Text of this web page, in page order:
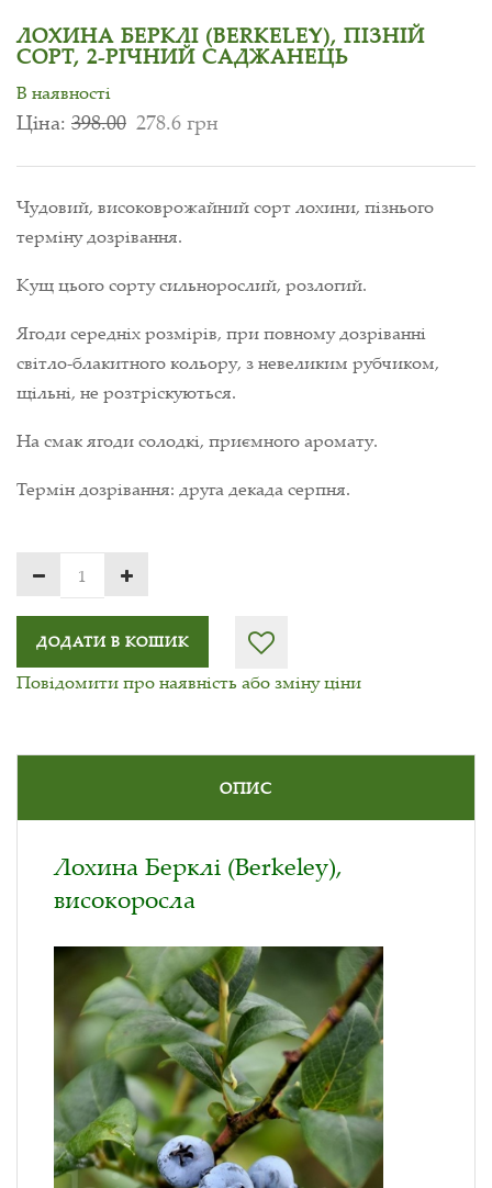
ЛОХИНА БЕРКЛІ (BERKELEY), ПІЗНІЙ
СОРТ, 2-РІЧНИЙ САДЖАНЕЦЬ
В наявності
Ціна: 398.00 278.6 грн
Чудовий, високоврожайний сорт лохини, пізнього
терміну дозрівання.
Кущ цього сорту сильнорослий, розлогий.
Ягоди середніх розмірів, при повному дозріванні
світло-блакитного кольору, з невеликим рубчиком,
щільні, не розтріскуються.
На смак ягоди солодкі, приємного аромату.
Термін дозрівання: друга декада серпня.
ДОДАТИ В КОШИК
Повідомити про наявність або зміну ціни
ОПИС
Лохина Берклі (Berkeley),
високоросла